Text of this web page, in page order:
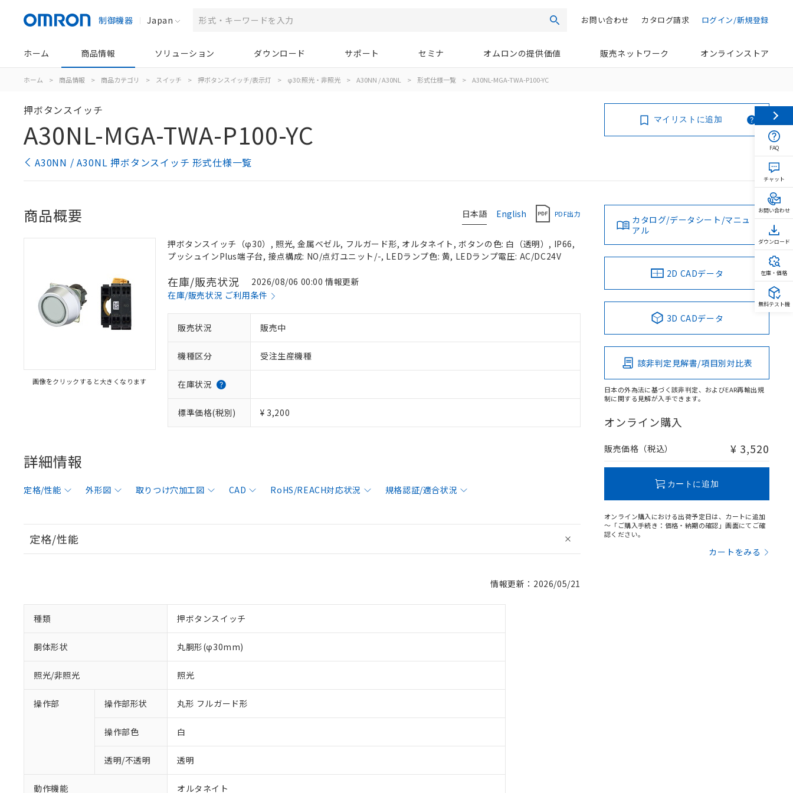
制御機器 Japan 検索 ログイン/新規登録
カタログ請求
お問い合わせ
ホーム 商品情報 ソリューション ダウンロード サポート セミナ オムロンの提供価値 販売ネットワーク オンラインストア
ホーム > 商品情報 > 商品カテゴリ > スイッチ > 押ボタンスイッチ/表示灯 > φ30:照光・非照光 > A30NN / A30NL > 形式仕様一覧 > A30NL-MGA-TWA-P100-YC
押ボタンスイッチ
A30NL-MGA-TWA-P100-YC
A30NN / A30NL 押ボタンスイッチ 形式仕様一覧
マイリストに追加
日本語 English PDF出力
商品概要
画像をクリックすると大きくなります
押ボタンスイッチ（φ30）, 照光, 金属ベゼル, フルガード形, オルタネイト, ボタンの色: 白（透明）, IP66,
プッシュインPlus端子台, 接点構成: NO/点灯ユニット/-, LEDランプ色: 黄, LEDランプ電圧: AC/DC24V
在庫/販売状況
2026/08/06 00:00 情報更新
在庫/販売状況 ご利用条件
販売状況 販売中
機種区分 受注生産機種
在庫状況
標準価格(税別) ¥ 3,200
詳細情報
定格/性能 外形図 取りつけ穴加工図 CAD RoHS/REACH対応状況 規格認証/適合状況
定格/性能
情報更新：2026/05/21
種類 押ボタンスイッチ
胴体形状 丸胴形(φ30mm)
照光/非照光 照光
操作部 操作部形状 丸形 フルガード形
操作部色 白
透明/不透明 透明
動作機能 オルタネイト
カタログ/データシート/マニュ
アル
2D CADデータ
3D CADデータ
該非判定見解書/項目別対比表
日本の外為法に基づく該非判定、およびEAR再輸出規
制に関する見解が入手できます。
オンライン購入
販売価格（税込） ¥ 3,520
カートに追加
オンライン購入における出荷予定日は、カートに追加
～「ご購入手続き：価格・納期の確認」画面にてご確
認ください。
カートをみる
FAQ
チャット
お問い合わせ
ダウンロード
在庫・価格
無料テスト機